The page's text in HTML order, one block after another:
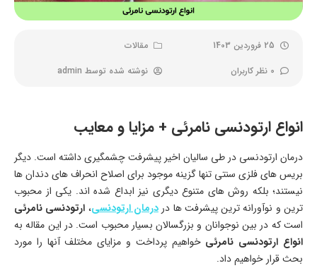
25 فروردین 1403
مقالات
0 نظر کاربران
نوشته شده توسط admin
انواع ارتودنسی نامرئی + مزایا و معایب
درمان ارتودنسی در طی سالیان اخیر پیشرفت چشمگیری داشته است. دیگر
بریس های فلزی سنتی تنها گزینه موجود برای اصلاح انحراف های دندان ها
نیستند؛ بلکه روش های متنوع دیگری نیز ابداع شده اند. یکی از محبوب
ترین و نوآورانه ترین پیشرفت ها دردرمان ارتودنسی، ارتودنسی نامرئی
است که در بین نوجوانان و بزرگسالان بسیار محبوب است. در این مقاله به
انواع ارتودنسی نامرئی خواهیم پرداخت و مزایای مختلف آنها را مورد
بحث قرار خواهیم داد.